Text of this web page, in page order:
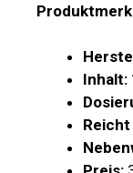
Inhalt: